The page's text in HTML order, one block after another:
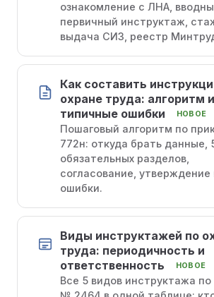
ознакомление с ЛНА,
первичный инструктаж,
выдача СИЗ, реестр
Как составить
охране труда: алгоритм и
типичные ошибки
НОВОЕ
Пошаговый алгоритм по
772н: откуда брать данные,
обязательных разделов,
согласование,
ошибки.
Виды инструктажей по
труда: периодичность и
ответственность
НОВОЕ
Все 5 видов инструктажа